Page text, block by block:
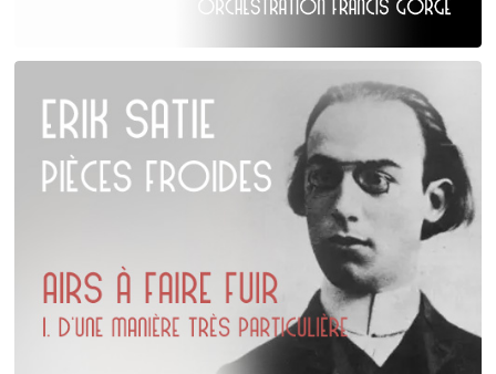
Claude Debussy
Les Tierces alternées